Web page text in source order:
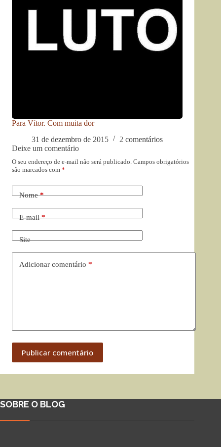
Para Vítor. Com muita dor
31 de dezembro de 2015
2 comentários
Deixe um comentário
O seu endereço de e-mail não será publicado. Campos obrigatórios
são marcados com *
Nome*
E-mail*
Site
Adicionar comentário *
Publicar comentário
SOBRE O BLOG